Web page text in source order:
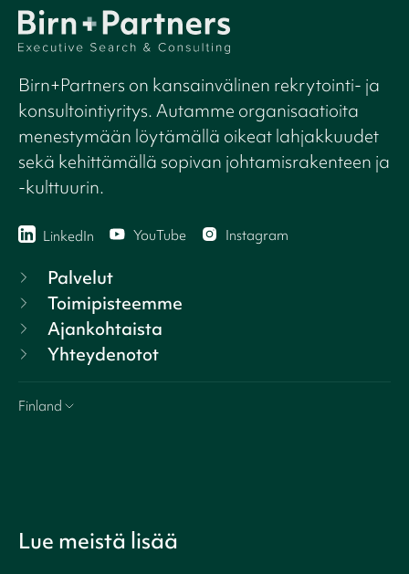
Birn+Partners on kansainvälinen rekrytointi- ja
konsultointiyritys. Autamme organisaatioita
menestymään löytämällä oikeat lahjakkuudet
sekä kehittämällä sopivan johtamisrakenteen ja
-kulttuurin.
LinkedIn YouTube Instagram
Palvelut
Toimipisteemme
Ajankohtaista
Yhteydenotot
Finland
Lue meistä lisää